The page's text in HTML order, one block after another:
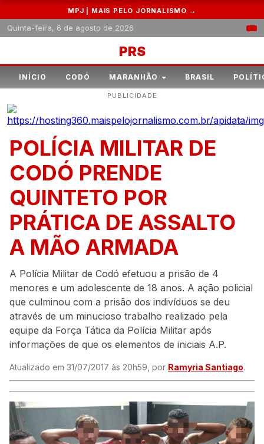
MPJ | MAIS PELO JORNALISMO →
Quinta-feira, 6 de agosto de 2026
PRS
INÍCIO CODÓ MARANHÃO BRASIL
PUBLICIDADE
POLÍCIA MILITAR DE
CODÓ PRENDE
QUINTETO POR
PRÁTICA DE ASSALTO
A MÃO ARMADA
A Polícia Militar de Codó efetuou a prisão de 4
menores e um adolescente de 18 anos. A ação policial
que culminou com a prisão dos indivíduos se deu
através de um minucioso trabalho realizado pela
equipe da Força Tática da Polícia Militar após
informações de que os elementos de iniciais A.P.
Atualizado em 31/07/2017 às 20h59, por Ramyria Santiago.